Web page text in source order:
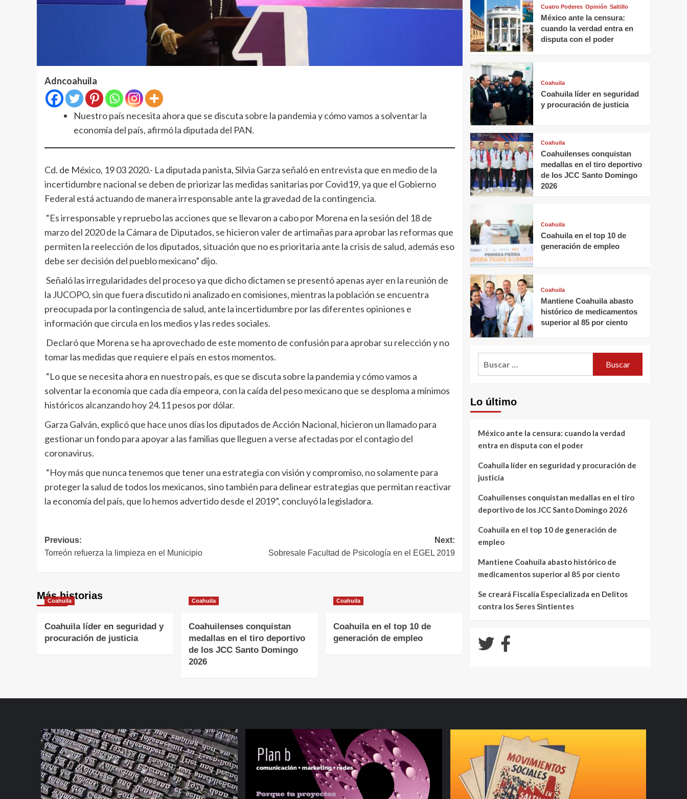
Adncoahuila
Nuestro país necesita ahora que se discuta sobre la pandemia y cómo vamos a solventar la
economía del país, afirmó la diputada del PAN.
Cd. de México, 19 03 2020.- La diputada panista, Silvia Garza señaló en entrevista que en medio de la
incertidumbre nacional se deben de priorizar las medidas sanitarias por Covid19, ya que el Gobierno
Federal está actuando de manera irresponsable ante la gravedad de la contingencia.
“Es irresponsable y repruebo las acciones que se llevaron a cabo por Morena en la sesión del 18 de
marzo del 2020 de la Cámara de Diputados, se hicieron valer de artimañas para aprobar las reformas que
permiten la reelección de los diputados, situación que no es prioritaria ante la crisis de salud, además eso
debe ser decisión del pueblo mexicano” dijo.
Señaló las irregularidades del proceso ya que dicho dictamen se presentó apenas ayer en la reunión de
la JUCOPO, sin que fuera discutido ni analizado en comisiones, mientras la población se encuentra
preocupada por la contingencia de salud, ante la incertidumbre por las diferentes opiniones e
información que circula en los medios y las redes sociales.
Declaró que Morena se ha aprovechado de este momento de confusión para aprobar su relección y no
tomar las medidas que requiere el país en estos momentos.
“Lo que se necesita ahora en nuestro país, es que se discuta sobre la pandemia y cómo vamos a
solventar la economía que cada día empeora, con la caída del peso mexicano que se desploma a mínimos
históricos alcanzando hoy 24.11 pesos por dólar.
Garza Galván, explicó que hace unos días los diputados de Acción Nacional, hicieron un llamado para
gestionar un fondo para apoyar a las familias que lleguen a verse afectadas por el contagio del
coronavirus.
“Hoy más que nunca tenemos que tener una estrategia con visión y compromiso, no solamente para
proteger la salud de todos los mexicanos, sino también para delinear estrategias que permitan reactivar
la economía del país, que lo hemos advertido desde el 2019”, concluyó la legisladora.
Navegación
de
Previous:
Torreón refuerza la limpieza en el Municipio
Next:
Sobresale Facultad de Psicología en el EGEL 2019
Más historias
Coahuila
Coahuila líder en seguridad y
procuración de justicia
Coahuila
Coahuilenses conquistan
medallas en el tiro deportivo
de los JCC Santo Domingo
2026
Coahuila
Coahuila en el top 10 de
generación de empleo
Cuatro Poderes Opinión Saltillo
México ante la censura:
cuando la verdad entra en
disputa con el poder
Coahuila
Coahuila líder en seguridad
y procuración de justicia
Coahuila
Coahuilenses conquistan
medallas en el tiro deportivo
de los JCC Santo Domingo
2026
Coahuila
Coahuila en el top 10 de
generación de empleo
Coahuila
Mantiene Coahuila abasto
histórico de medicamentos
superior al 85 por ciento
Lo último
México ante la censura: cuando la verdad
entra en disputa con el poder
Coahuila líder en seguridad y procuración de
justicia
Coahuilenses conquistan medallas en el tiro
deportivo de los JCC Santo Domingo 2026
Coahuila en el top 10 de generación de
empleo
Mantiene Coahuila abasto histórico de
medicamentos superior al 85 por ciento
Se creará Fiscalía Especializada en Delitos
contra los Seres Sintientes